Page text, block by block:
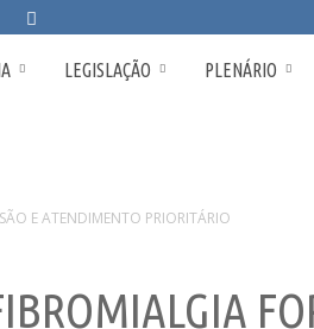
LEGISLAÇÃO PLENÁRIO
E ATENDIMENTO PRIORITÁRIO